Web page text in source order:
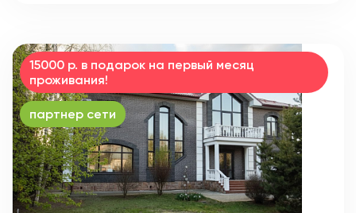
15000 р. в подарок на первый месяц
проживания!
партнер сети